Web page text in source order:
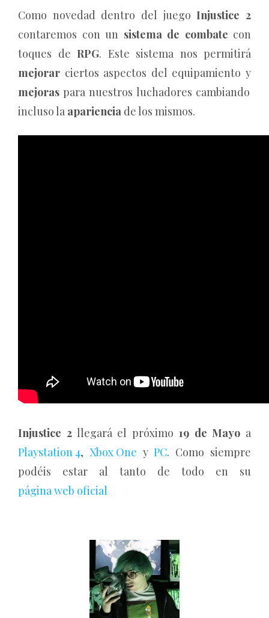
Como novedad dentro del juegoInjustice 2
contaremos con un sistema de combate con
toques de RPG. Este sistema nos permitirá
mejorar ciertos aspectos del equipamiento y
mejoras para nuestros luchadores cambiando
incluso la apariencia de los mismos.
Injustice 2llegará el próximo 19 de Mayo a
Playstation 4, Xbox One yPC. Como siempre
podéis estar al tanto de todo en su
página web oficial